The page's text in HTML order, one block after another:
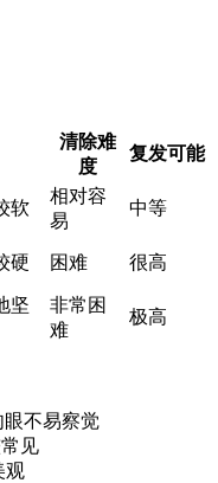
清除难
度
复发可能
软
相对容
易
中等
硬 困难 很高
坚
非常困
难
极高
眼不易察觉
常见
观